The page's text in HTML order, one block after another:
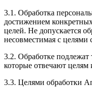
3.1. Обработка
достижением
целей. Не допускается
несовместимая с
3.2. Обработке подлежат
которые отвечают целям
3.3. Целями обработки